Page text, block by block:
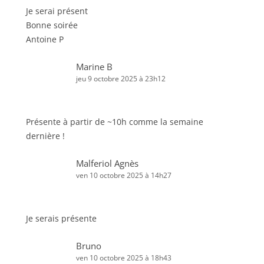
Je serai présent
Bonne soirée
Antoine P
Marine B
jeu 9 octobre 2025 à 23h12
Présente à partir de ~10h comme la semaine
dernière !
Malferiol Agnès
ven 10 octobre 2025 à 14h27
Je serais présente
Bruno
ven 10 octobre 2025 à 18h43